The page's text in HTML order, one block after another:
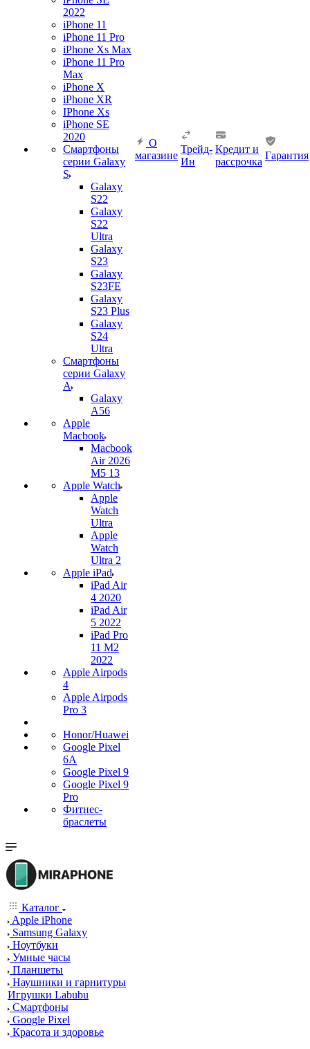
2022
iPhone 11
iPhone 11 Pro
iPhone Xs Max
iPhone 11 Pro
Max
iPhone X
iPhone XR
IPhone Xs
iPhone SE
2020
Смартфоны
серии Galaxy
S
Galaxy
S22
Galaxy
S22
Ultra
Galaxy
S23
Galaxy
S23FE
Galaxy
S23 Plus
Galaxy
S24
Ultra
Смартфоны
серии Galaxy
A
Galaxy
A56
Apple
Macbook
Macbook
Air 2026
M5 13
Apple Watch
Apple
Watch
Ultra
Apple
Watch
Ultra 2
Apple iPad
iPad Air
4 2020
iPad Air
5 2022
iPad Pro
11 M2
2022
Apple Airpods
4
Apple Airpods
Pro 3
Honor/Huawei
Google Pixel
6A
Google Pixel 9
Google Pixel 9
Pro
Фитнес-
браслеты
О
магазине
Трейд-
Ин
Кредит и
рассрочка
Гарантия
Каталог
Apple iPhone
Samsung Galaxy
Ноутбуки
Умные часы
Планшеты
Наушники и гарнитуры
Игрушки Labubu
Смартфоны
Google Pixel
Красота и здоровье